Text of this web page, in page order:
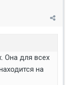
Она для всех
на